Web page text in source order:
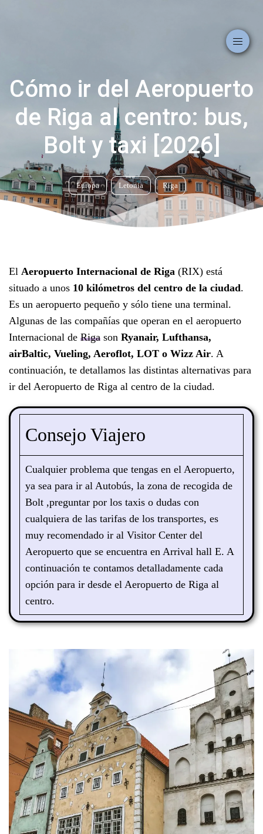
Europa Letonia Riga
Cómo ir del Aeropuerto
de Riga al centro: bus,
Bolt y taxi [2026]
El Aeropuerto Internacional de Riga (RIX) está
situado a unos 10 kilómetros del centro de la ciudad.
Es un aeropuerto pequeño y sólo tiene una terminal.
Algunas de las compañías que operan en el aeropuerto
Internacional de Riga son Ryanair, Lufthansa,
airBaltic, Vueling, Aeroflot, LOT o Wizz Air. A
continuación, te detallamos las distintas alternativas para
ir del Aeropuerto de Riga al centro de la ciudad.
Consejo Viajero
Cualquier problema que tengas en el Aeropuerto,
ya sea para ir al Autobús, la zona de recogida de
Bolt ,preguntar por los taxis o dudas con
cualquiera de las tarifas de los transportes, es
muy recomendado ir al Visitor Center del
Aeropuerto que se encuentra en Arrival hall E. A
continuación te contamos detalladamente cada
opción para ir desde el Aeropuerto de Riga al
centro.